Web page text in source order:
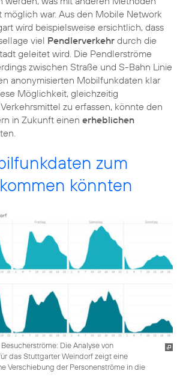
möglich war. Aus den Mobile Network
wird beispielsweise ersichtlich, dass
viel Pendlerverkehr durch die
geleitet wird. Die Pendlerströme
zwischen Straße und S-Bahn Linie
anonymisierten Mobilfunkdaten klar
Möglichkeit, gleichzeitig
zu erfassen, könnte den
in Zukunft einen erheblichen
zum
könnten
Die Analyse von
das Stuttgarter Weindorf zeigt eine
Verschiebung der Personenströme in die